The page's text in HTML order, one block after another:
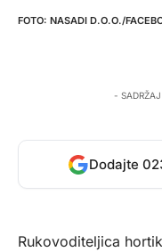
NASADI D.O.O./
-
Dodajte
Rukovoditeljica